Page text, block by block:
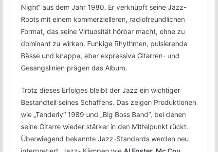
Night“ aus dem Jahr 1980. Er verknüpft seine Jazz-
Roots mit einem kommerzielleren, radiofreundlichen
Format, das seine Virtuosität hörbar macht, ohne zu
dominant zu wirken. Funkige Rhythmen, pulsierende
Bässe und knappe, aber expressive Gitarren- und
Gesangslinien prägen das Album.
Trotz dieses Erfolges bleibt der Jazz ein wichtiger
Bestandteil seines Schaffens. Das zeigen Produktionen
wie „Tenderly“ 1989 und „Big Boss Band“, bei denen
seine Gitarre wieder stärker in den Mittelpunkt rückt.
Überwiegend bekannte Jazz-Standards werden neu